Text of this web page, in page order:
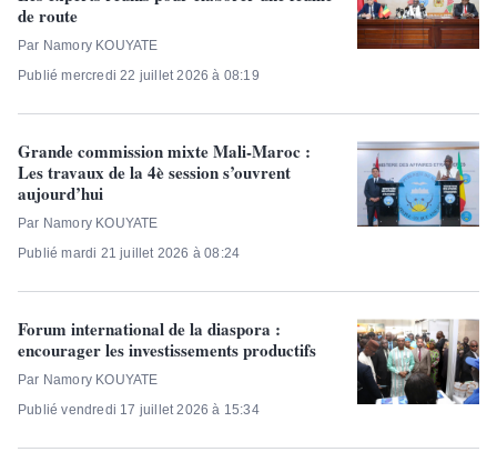
de route
Par Namory KOUYATE
Publié mercredi 22 juillet 2026 à 08:19
Grande commission mixte Mali-Maroc :
Les travaux de la 4è session s’ouvrent
aujourd’hui
Par Namory KOUYATE
Publié mardi 21 juillet 2026 à 08:24
Forum international de la diaspora :
encourager les investissements productifs
Par Namory KOUYATE
Publié vendredi 17 juillet 2026 à 15:34